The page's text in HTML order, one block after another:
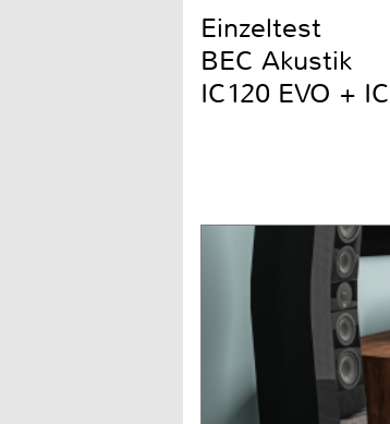
Einzeltest
BEC Akustik
IC120 EVO +